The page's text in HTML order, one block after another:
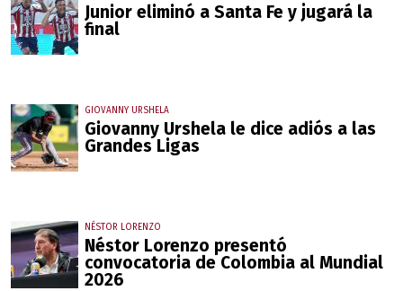
Junior eliminó a Santa Fe y jugará la
final
GIOVANNY URSHELA
Giovanny Urshela le dice adiós a las
Grandes Ligas
NÉSTOR LORENZO
Néstor Lorenzo presentó
convocatoria de Colombia al Mundial
2026